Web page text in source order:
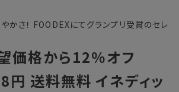
かさ！ FOODEXにてグランプリ受賞のセレ
価格から12％オフ
送料無料 イネディッ